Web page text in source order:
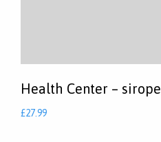
Health Center – sirope
£27.99